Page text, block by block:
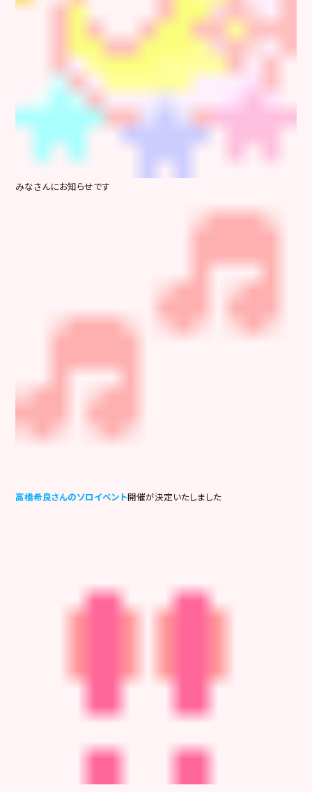
みなさんにお知らせです
高橋希良さんのソロイベント開催が決定いたしました